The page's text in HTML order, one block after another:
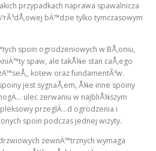
przypadkach naprawa spawalnicza
bÄ™dzie tylko tymczasowym
spoin ogrodzeniowych w BÅ‚oniu,
spaw, ale takÅ¼e stan caÅ‚ego
kotew oraz fundamentÃ³w.
jest sygnaÅ‚em, Å¼e inne spoiny
ulec zerwaniu w najbliÅ¼szym
przeglÄ…d ogrodzenia i
spoin podczas jednej wizyty.
zewnÄ™trznych wymaga